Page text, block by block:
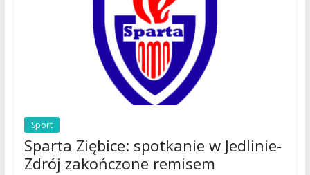
Sport
Sparta Ziębice: spotkanie w Jedlinie-
Zdrój zakończone remisem